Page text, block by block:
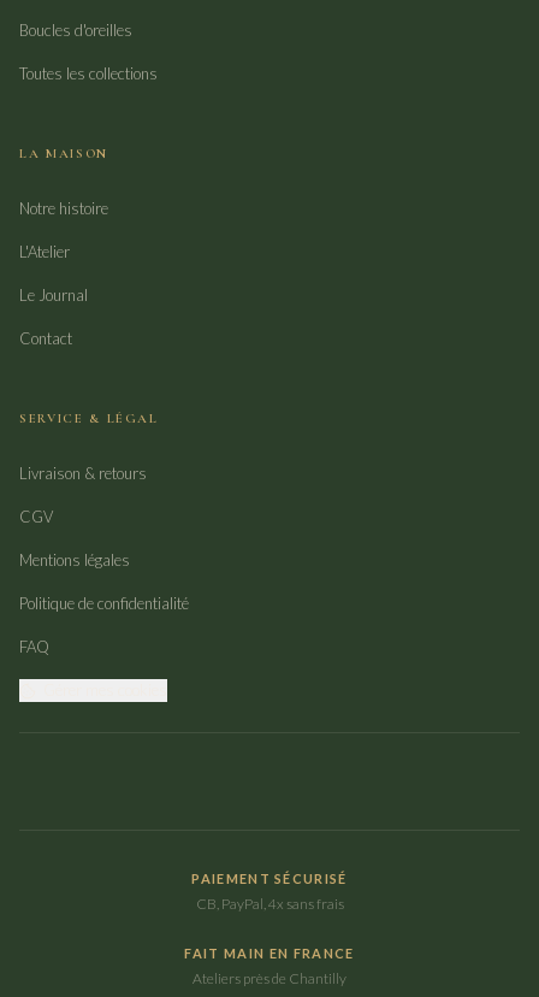
Boucles d'oreilles
Toutes les collections
LA MAISON
Notre histoire
L'Atelier
Le Journal
Contact
SERVICE & LÉGAL
Livraison & retours
CGV
Mentions légales
Politique de confidentialité
FAQ
PAIEMENT SÉCURISÉ
CB, PayPal, 4x sans frais
FAIT MAIN EN FRANCE
Ateliers près de Chantilly